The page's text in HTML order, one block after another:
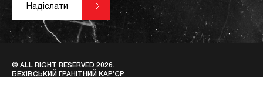
Надiслати
© ALL RIGHT RESERVED 2026.
БЕХІВСЬКИЙ ГРАНІТНИЙ КАР’ЄР.